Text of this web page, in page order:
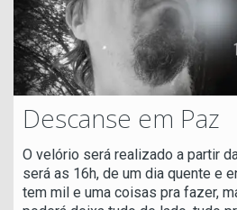
Descanse em Paz
O velório será realizado a partir
será as 16h, de um dia quente e
tem mil e uma coisas pra fazer,